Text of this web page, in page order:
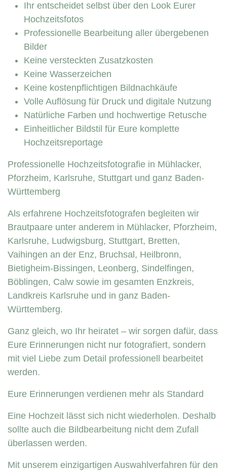
Ihr entscheidet selbst über den Look Eurer
Hochzeitsfotos
Professionelle Bearbeitung aller übergebenen
Bilder
Keine versteckten Zusatzkosten
Keine Wasserzeichen
Keine kostenpflichtigen Bildnachkäufe
Volle Auflösung für Druck und digitale Nutzung
Natürliche Farben und hochwertige Retusche
Einheitlicher Bildstil für Eure komplette
Hochzeitsreportage
Professionelle Hochzeitsfotografie in Mühlacker,
Pforzheim, Karlsruhe, Stuttgart und ganz Baden-
Württemberg
Als erfahrene Hochzeitsfotografen begleiten wir
Brautpaare unter anderem in Mühlacker, Pforzheim,
Karlsruhe, Ludwigsburg, Stuttgart, Bretten,
Vaihingen an der Enz, Bruchsal, Heilbronn,
Bietigheim-Bissingen, Leonberg, Sindelfingen,
Böblingen, Calw sowie im gesamten Enzkreis,
Landkreis Karlsruhe und in ganz Baden-
Württemberg.
Ganz gleich, wo Ihr heiratet – wir sorgen dafür, dass
Eure Erinnerungen nicht nur fotografiert, sondern
mit viel Liebe zum Detail professionell bearbeitet
werden.
Eure Erinnerungen verdienen mehr als Standard
Eine Hochzeit lässt sich nicht wiederholen. Deshalb
sollte auch die Bildbearbeitung nicht dem Zufall
überlassen werden.
Mit unserem einzigartigen Auswahlverfahren für den